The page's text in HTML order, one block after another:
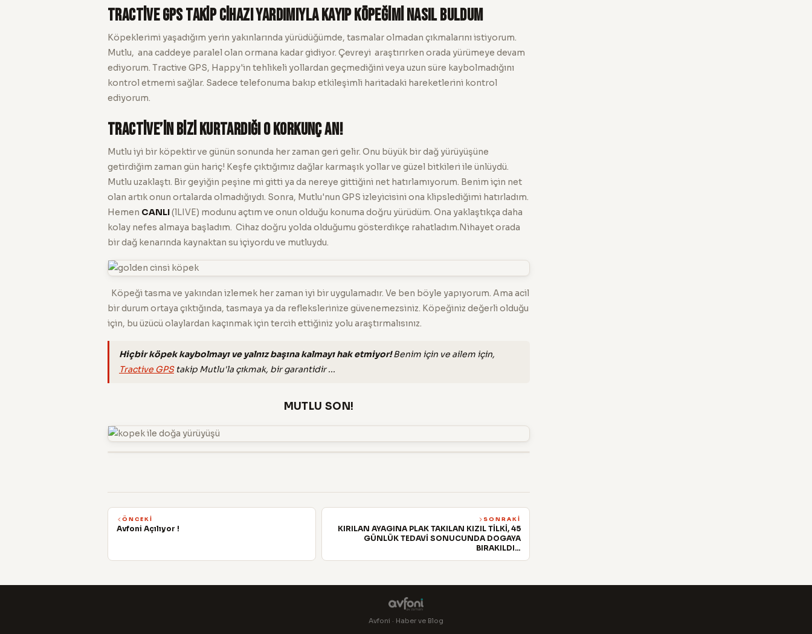
Tractive GPS Takip cihazı yardımıyla kayıp köpeğimi nasıl buldum
Köpeklerimi yaşadığım yerin yakınlarında yürüdüğümde, tasmalar olmadan çıkmalarını istiyorum.
Mutlu, ana caddeye paralel olan ormana kadar gidiyor. Çevreyi araştırırken orada yürümeye devam
ediyorum. Tractive GPS, Happy'in tehlikeli yollardan geçmediğini veya uzun süre kaybolmadığını
kontrol etmemi sağlar. Sadece telefonuma bakıp etkileşimli haritadaki hareketlerini kontrol
ediyorum.
Tractive’in Bizi Kurtardığı O Korkunç An!
Mutlu iyi bir köpektir ve günün sonunda her zaman geri gelir. Onu büyük bir dağ yürüyüşüne
getirdiğim zaman gün hariç! Keşfe çıktığımız dağlar karmaşık yollar ve güzel bitkileri ile ünlüydü.
Mutlu uzaklaştı. Bir geyiğin peşine mi gitti ya da nereye gittiğini net hatırlamıyorum. Benim için net
olan artık onun ortalarda olmadığıydı. Sonra, Mutlu'nun GPS izleyicisini ona klipslediğimi hatırladım.
Hemen CANLI(lLIVE) modunu açtım ve onun olduğu konuma doğru yürüdüm. Ona yaklaştıkça daha
kolay nefes almaya başladım. Cihaz doğru yolda olduğumu gösterdikçe rahatladım.Nihayet orada
bir dağ kenarında kaynaktan su içiyordu ve mutluydu.
Köpeği tasma ve yakından izlemek her zaman iyi bir uygulamadır. Ve ben böyle yapıyorum. Ama acil
bir durum ortaya çıktığında, tasmaya ya da reflekslerinize güvenemezsiniz. Köpeğiniz değerli olduğu
için, bu üzücü olaylardan kaçınmak için tercih ettiğiniz yolu araştırmalısınız.
Hiçbir köpek kaybolmayı ve yalnız başına kalmayı hak etmiyor!Benim için ve ailem için,
Tractive GPStakip Mutlu'la çıkmak, bir garantidir ...
MUTLU SON!
ÖNCEKI
Avfoni Açılıyor !
SONRAKI
KIRILAN AYAGINA PLAK TAKILAN KIZIL TİLKİ, 45
GÜNLÜK TEDAVİ SONUCUNDA DOGAYA
BIRAKILDI…
Avfoni · Haber ve Blog